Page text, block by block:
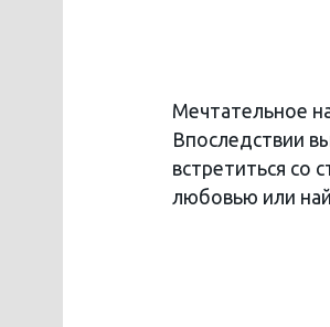
Мечтательное
Впоследствии
встретиться со
любовью или